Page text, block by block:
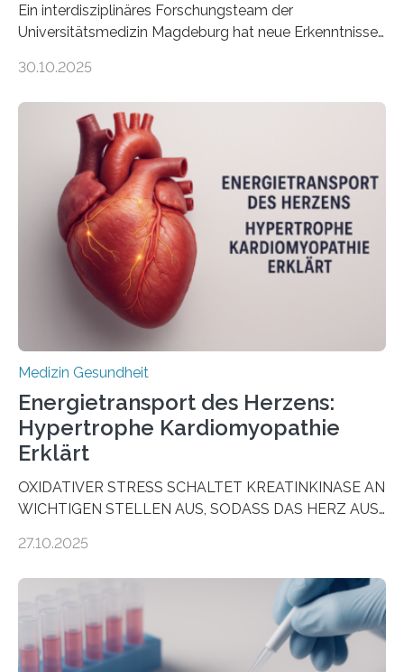
Ein interdisziplinäres Forschungsteam der
Universitätsmedizin Magdeburg hat neue Erkenntnisse
behandelt werden kann. In ihrer aktuellen Studie,
Oncology, zeigen die Forschenden, dass Mini-Tumore
aus Gewebe von Patientinnen und Patienten –
sogenannte Organoide – genutzt werden können, um
vorab zu prüfen, welche Medikamente am besten
wirken. Dabei wurde ein Eiweiß identifiziert, das künftig
als Biomarker für die Wahl der passenden Therapie
dienen könnte. Darmkrebs zählt weltweit zu den
häufigsten Krebsarten und stellt…
30.10.2025
Medizin Gesundheit
Energietransport des Herzens:
Hypertrophe Kardiomyopathie
Erklärt
OXIDATIVER STRESS SCHALTET KREATINKINASE AN
WICHTIGEN STELLEN AUS, SODASS DAS HERZ AUS
aus dem Deutschen Zentrum für Herzinsuffizienz
im Journal Circulation, warum der Energietransport bei
der Hypertrophen Kardiomyopathie (HCM) versagen
kann und wie sich durch eine Verringerung der
Herzbelastung und des oxidativen Stresses
27.10.2025